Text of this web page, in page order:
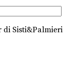
di Sisti&Palmieri